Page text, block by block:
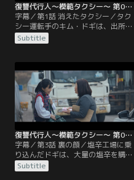
復讐代行人～模範タクシー～ 第01話／字幕
字幕／第1話 消えたタクシー／タク
シー運転手のキム・ドギは、出所し
たばかりのチョ・ドチョルを乗せて
姿を消す。一方、ドチョルの行方を
犯罪被害者を支援する青い鳥財団の
代表チャン・ソンチョルを紹介され
る。
Subtitle
復讐代行人～模範タクシー～ 第03話／字幕
字幕／第3話 裏の顔／塩辛工場に乗
り込んだドギは、大量の塩辛を購入
すると社長に取り引きを持ちかけ
る。社会的企業をうたう塩辛工場だ
Subtitle